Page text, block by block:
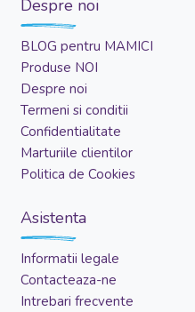
Despre noi
BLOG pentru MAMICI
Produse NOI
Despre noi
Termeni si conditii
Confidentialitate
Marturiile clientilor
Politica de Cookies
Asistenta
Informatii legale
Contacteaza-ne
Intrebari frecvente